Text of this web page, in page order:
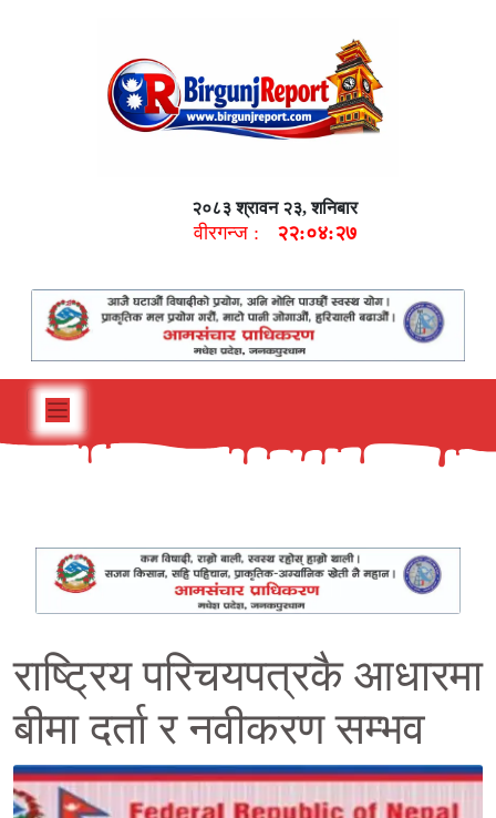
२०८३ श्रावन २३, शनिबार
वीरगन्ज : २२:०४:२८
राष्ट्रिय परिचयपत्रकै आधारमा
बीमा दर्ता र नवीकरण सम्भव